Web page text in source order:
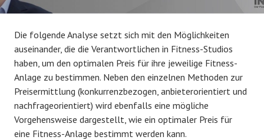
Die folgende Analyse setzt sich mit den Möglichkeiten
auseinander, die die Verantwortlichen in Fitness-Studios
haben, um den optimalen Preis für ihre jeweilige Fitness-
Anlage zu bestimmen. Neben den einzelnen Methoden zur
Preisermittlung (konkurrenzbezogen, anbieterorientiert und
nachfrageorientiert) wird ebenfalls eine mögliche
Vorgehensweise dargestellt, wie ein optimaler Preis für
eine Fitness-Anlage bestimmt werden kann.